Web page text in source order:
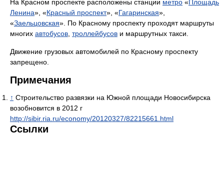
На Красном проспекте расположены станции метро « Площадь
Ленина», «Красный проспект», «Гагаринская»,
«Заельцовская». По Красному проспекту проходят маршруты
многих автобусов троллейбусов и маршрутных такси.
Движение грузовых автомобилей по Красному проспекту
запрещено.
Примечания
↑ Строительство развязки на Южной площади Новосибирска
возобновится в 2012 г
http://sibir.ria.ru/economy/20120327/82215661.html
Ссылки